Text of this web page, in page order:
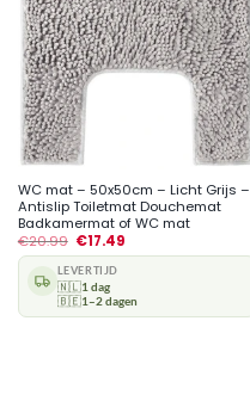
WC mat – 50x50cm – Licht Grijs –
Antislip Toiletmat Douchemat
Badkamermat of WC mat
€20.99 €17.49
LEVERTIJD
🇳🇱1 dag
🇧🇪1–2 dagen